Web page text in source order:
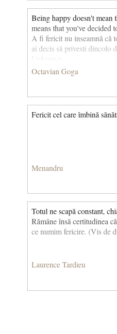
Being happy doesn't mean
means that you've decided
A fi fericit nu inseamnă că
ai decis să privesti dincolo
Unknown
Octavian Goga
Fericit cel care îmbină
Menandru
Totul ne scapă constant,
Rămâne însă certitudinea
ce numim fericire. (Vis de
Laurence Tardieu